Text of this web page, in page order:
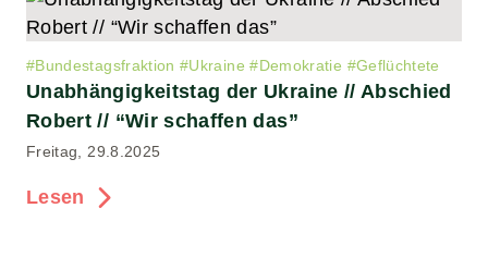
#Bundestagsfraktion #Ukraine #Demokratie #Geflüchtete
Unabhängigkeitstag der Ukraine // Abschied
Robert // “Wir schaffen das”
Freitag, 29.8.2025
Lesen